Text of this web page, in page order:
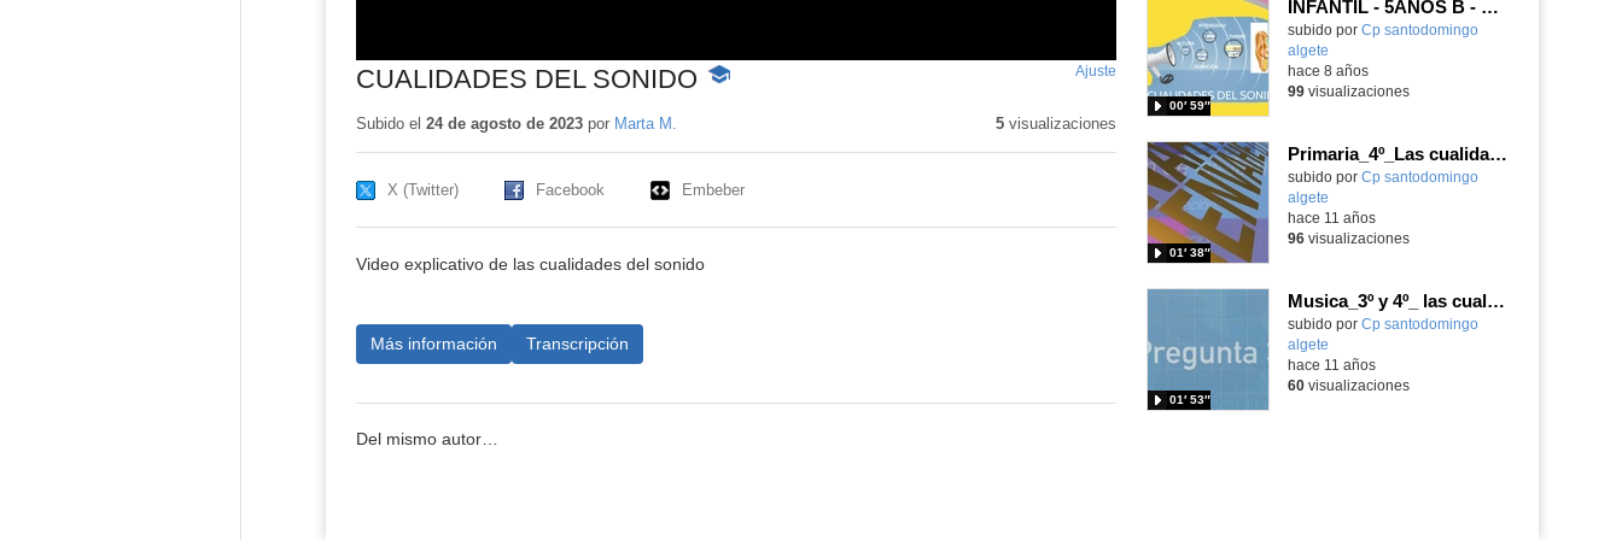
CUALIDADES DEL SONIDO
-
Ajuste
pantalla
Subido el 24 de agosto de 2023por Marta M. 5visualizaciones
X (Twitter) Facebook Embeber
Video explicativo de las cualidades del sonido
Más información Transcripción
Del mismo autor…
INFANTIL - 5AÑOS B - LAS CUALIDADES DEL SONIDO - FORMACIÓN
subido por Cp santodomingo
algete
00′ 59″
hace 8 años
99visualizaciones
Primaria_4º_Las cualidades del sonido 2_ Nacho, Valeria_Elena_Laura
Contenido educativo.
subido por Cp santodomingo
algete
01′ 38″
hace 11 años
96visualizaciones
Musica_3º y 4º_ las cualidades del sonido
Contenido educativo.
subido por Cp santodomingo
algete
01′ 53″
hace 11 años
60visualizaciones